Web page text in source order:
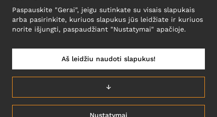
Motley Denim Europe OÜ
Narva mnt 5, EE-10117 Tallinn
NB! Negrąžinti produktų šiuo adresu!
LIETUVĄ/LIETUVIŲ
Paspauskite "Gerai", jeigu sutinkate su visais slapukais
arba pasirinkite, kuriuos slapukus jūs leidžiate ir kuriuos
norite išjungti, paspaudžiant "Nustatymai" apačioje.
Nustatymai
↓
Aš leidžiu naudoti slapukus!